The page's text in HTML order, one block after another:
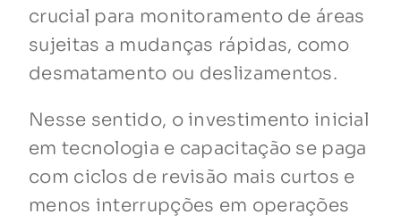
crucial para monitoramento de áreas
sujeitas a mudanças rápidas, como
desmatamento ou deslizamentos.
Nesse sentido, o investimento inicial
em tecnologia e capacitação se paga
com ciclos de revisão mais curtos e
menos interrupções em operações